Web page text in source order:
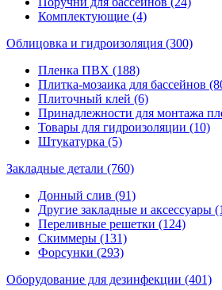
Комплектующие (4)
Облицовка и гидроизоляция (300)
Пленка ПВХ (188)
Плитка-мозаика для бассейнов
Плиточный клей (6)
Принадлежности для монтажа
Товары для гидроизоляции (10)
Штукатурка (5)
Закладные детали (760)
Донный слив (91)
Другие закладные и аксессуары
Переливные решетки (124)
Скиммеры (131)
Форсунки (293)
Оборудование для дезинфекции (401)